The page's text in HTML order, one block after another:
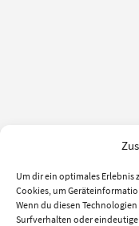
Um dir ein optimales
Cookies, um
Wenn du diesen
Surfverhalten oder eindeutige